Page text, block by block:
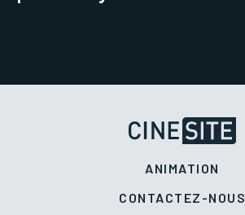
ANIMATION
CONTACTEZ-NOUS